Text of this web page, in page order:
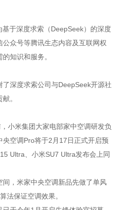
于深度求索（DeepSeek）的深度
众号等腾讯生态内容及互联网权
知识和服务。
深度求索公司与DeepSeek开源社
。
米集团大家电部家中空调研发负
空调Pro将于2月17日正式开启预
Ultra、小米SU7 Ultra发布会上同
，米家中央空调新品先做了单风
法保证空调效果。